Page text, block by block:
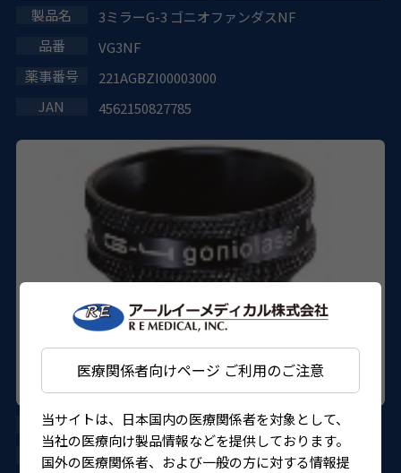
医療関係者向けページ ご利用のご注意
当サイトは、日本国内の医療関係者を対象として、
当社の医療向け製品情報などを提供しております。
国外の医療関係者、および一般の方に対する情報提
3ミラーG-3 ゴニオファンダスNF
VG3NF
221AGBZI00003000
4562150827785
4ミラーG-4 ゴニオレーザー
VG4